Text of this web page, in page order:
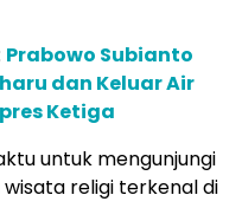
Prabowo Subianto
dan Keluar Air
Ketiga
untuk mengunjungi
religi terkenal di